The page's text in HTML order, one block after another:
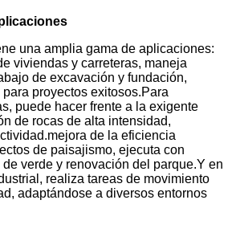
una amplia gama de aplicaciones:
viviendas y carreteras, maneja
de excavación y fundación,
proyectos exitosos.Para
puede hacer frente a la exigente
de rocas de alta intensidad,
de la eficiencia
de paisajismo, ejecuta con
verde y renovación del parque.Y en
realiza tareas de movimiento
adaptándose a diversos entornos